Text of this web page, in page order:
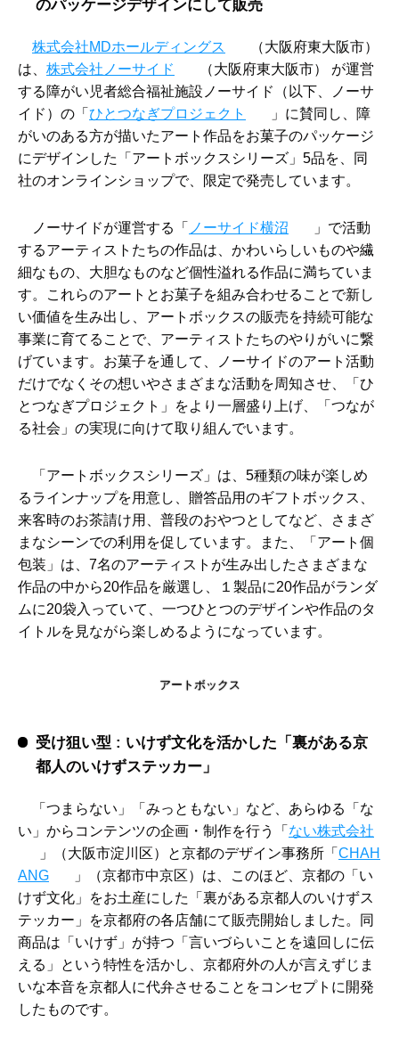
のパッケージデザインにして販売
株式会社MDホールディングス
（大阪府東大阪市）
は、 株式会社ノーサイド
（大阪府東大阪市） が運営
する障がい児者総合福祉施設ノーサイド（以下、ノーサ
イド）の「 ひとつなぎプロジェクト
」に賛同し、障
がいのある方が描いたアート作品をお菓子のパッケージ
にデザインした「アートボックスシリーズ」5品を、同
社のオンラインショップで、限定で発売しています。
ノーサイドが運営する「 ノーサイド横沼
」で活動
するアーティストたちの作品は、かわいらしいものや繊
細なもの、大胆なものなど個性溢れる作品に満ちていま
す。これらのアートとお菓子を組み合わせることで新し
い価値を生み出し、アートボックスの販売を持続可能な
事業に育てることで、アーティストたちのやりがいに繋
げています。お菓子を通して、ノーサイドのアート活動
だけでなくその想いやさまざまな活動を周知させ、「ひ
とつなぎプロジェクト」をより一層盛り上げ、「つなが
る社会」の実現に向けて取り組んでいます。
「アートボックスシリーズ」は、5種類の味が楽しめ
るラインナップを用意し、贈答品用のギフトボックス、
来客時のお茶請け用、普段のおやつとしてなど、さまざ
まなシーンでの利用を促しています。また、「アート個
包装」は、7名のアーティストが生み出したさまざまな
作品の中から20作品を厳選し、１製品に20作品がランダ
ムに20袋入っていて、一つひとつのデザインや作品のタ
イトルを見ながら楽しめるようになっています。
アートボックス
受け狙い型 : いけず文化を活かした「裏がある京
都人のいけずステッカー」
「つまらない」「みっともない」など、あらゆる「な
い」からコンテンツの企画・制作を行う「 ない株式会社
」（大阪市淀川区）と京都のデザイン事務所「 CHAH
ANG
」（京都市中京区）は、このほど、京都の「い
けず文化」をお土産にした「裏がある京都人のいけずス
テッカー」を京都府の各店舗にて販売開始しました。同
商品は「いけず」が持つ「言いづらいことを遠回しに伝
える」という特性を活かし、京都府外の人が言えずじま
いな本音を京都人に代弁させることをコンセプトに開発
したものです。